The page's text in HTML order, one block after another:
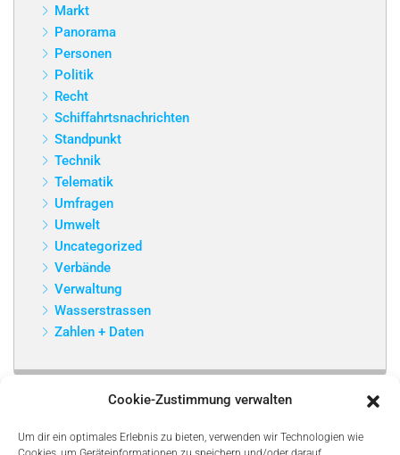
Cookie-Zustimmung verwalten
Um dir ein optimales Erlebnis zu bieten, verwenden wir Technologien wie
Markt
Panorama
Personen
Politik
Recht
Schiffahrtsnachrichten
Standpunkt
Technik
Telematik
Umfragen
Umwelt
Uncategorized
Verbände
Verwaltung
Wasserstrassen
Zahlen + Daten